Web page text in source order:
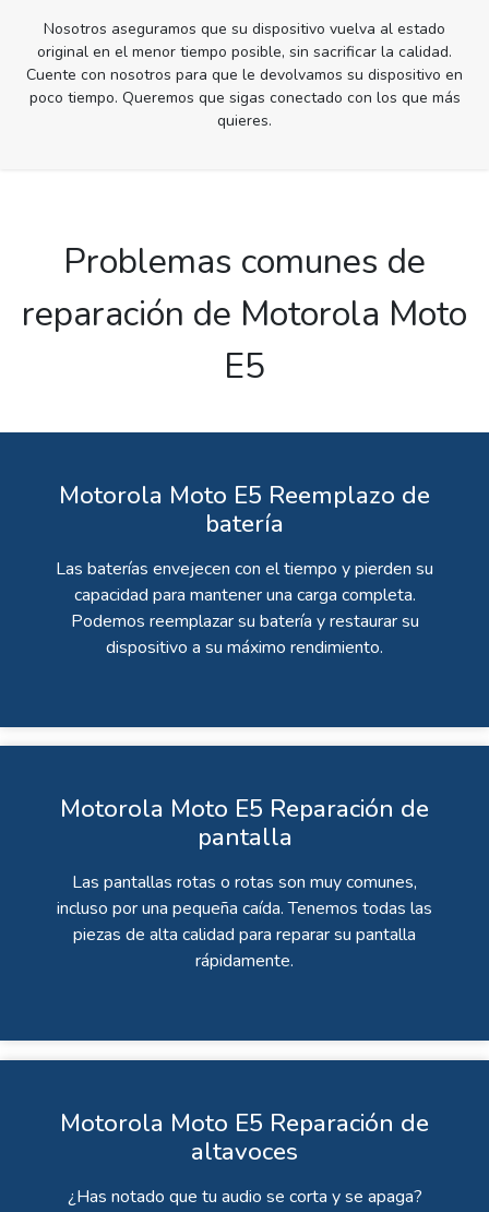
Nosotros aseguramos que su dispositivo vuelva al estado
original en el menor tiempo posible, sin sacrificar la calidad.
Cuente con nosotros para que le devolvamos su dispositivo en
poco tiempo. Queremos que sigas conectado con los que más
quieres.
Problemas comunes de
reparación de Motorola Moto
E5
Motorola Moto E5 Reemplazo de
batería
Las baterías envejecen con el tiempo y pierden su
capacidad para mantener una carga completa.
Podemos reemplazar su batería y restaurar su
dispositivo a su máximo rendimiento.
Motorola Moto E5 Reparación de
pantalla
Las pantallas rotas o rotas son muy comunes,
incluso por una pequeña caída. Tenemos todas las
piezas de alta calidad para reparar su pantalla
rápidamente.
Motorola Moto E5 Reparación de
altavoces
¿Has notado que tu audio se corta y se apaga?